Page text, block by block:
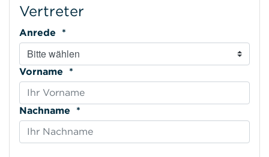
Vertreter
Anrede *
Vorname *
Nachname *